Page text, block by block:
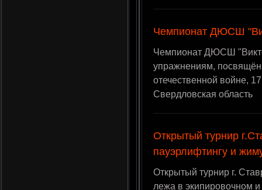
Чемпионат ДЮСШ
Чемпионат ДЮСШ
упражнениям,
отечественной войне,
Свердловская область
Открытый турнир
пауэрлифтингу и
Открытый турнир г.
лежа в экипировочном